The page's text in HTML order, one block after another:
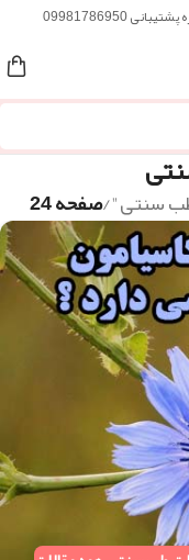
09981786950
سنتی"/صفحه 24